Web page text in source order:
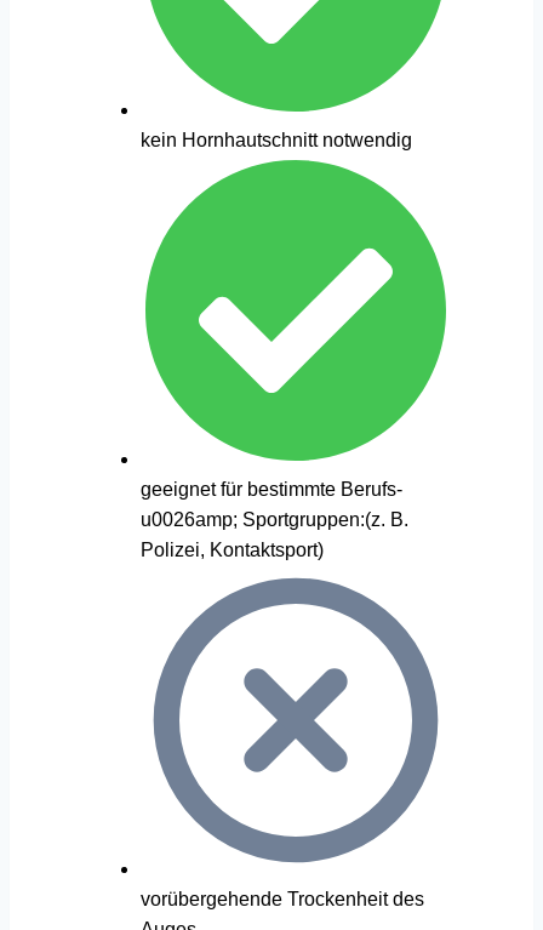
kein Hornhautschnitt notwendig
geeignet für bestimmte Berufs-
u0026amp; Sportgruppen:(z. B.
Polizei, Kontaktsport)
vorübergehende Trockenheit des